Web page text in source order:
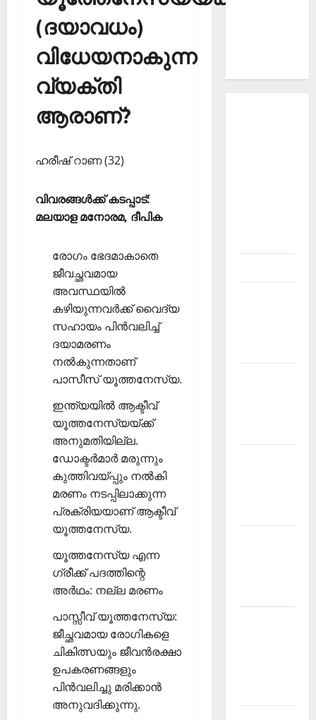
(ദയാവധം)
വിധേയനാകുന്ന
വ്യക്തി
ആരാണ്?
ഹരീഷ് റാണ (32)
വിവരങ്ങള്‍ക്ക് കടപ്പാട്:
മലയാള മനോരമ, ദീപിക
രോഗം ഭേദമാകാതെ
ജീവച്ഛവമായ
അവസ്ഥയില്‍
കഴിയുന്നവര്‍ക്ക് വൈദ്യ
സഹായം പിന്‍വലിച്ച്
ദയാമരണം
നല്‍കുന്നതാണ്
പാസീസ് യൂത്തനേസ്യ.
ഇന്ത്യയില്‍ ആക്ടീവ്
യൂത്തനേസ്യയ്ക്ക്
അനുമതിയില്ല.
ഡോക്ടര്‍മാര്‍ മരുന്നും
കുത്തിവയ്പ്പും നല്‍കി
മരണം നടപ്പിലാക്കുന്ന
പ്രക്രിയയാണ് ആക്ടീവ്
യൂത്തനേസ്യ.
യൂത്തനേസ്യ എന്ന
ഗ്രീക്ക് പദത്തിന്റെ
അര്‍ഥം: നല്ല മരണം
പാസ്സീവ് യൂത്തനേസ്യ:
ജീച്ഛവമായ രോഗികളെ
ചികിത്സയും ജീവന്‍രക്ഷാ
ഉപകരണങ്ങളും
പിന്‍വലിച്ചു മരിക്കാന്‍
അനുവദിക്കുന്നു.